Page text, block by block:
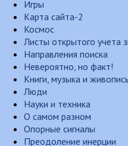
Игры
Карта сайта-2
Космос
Листы открытого учета
Направления поиска
Невероятно, но факт!
Книги, музыка и живопись
Люди
Науки и техника
О самом разном
Опорные сигналы
Преодоление инерции